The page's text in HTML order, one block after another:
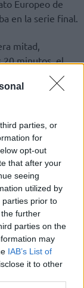
parties, or
for
opt-out
that after your
seeing
utilized by
parties prior to
further
parties on the
may
IAB’s List of
it to other
Europeo de
en la serie final.
mitad,
20 minutos, el